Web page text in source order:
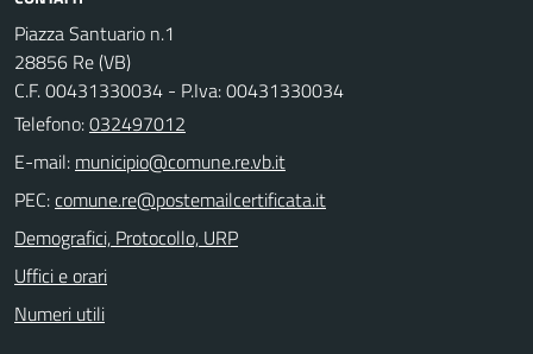
Piazza Santuario n.1
28856 Re (VB)
C.F. 00431330034 - P.Iva: 00431330034
Telefono:032497012
E-mail:
PEC:
Demografici, Protocollo, URP
Uffici e orari
Numeri utili